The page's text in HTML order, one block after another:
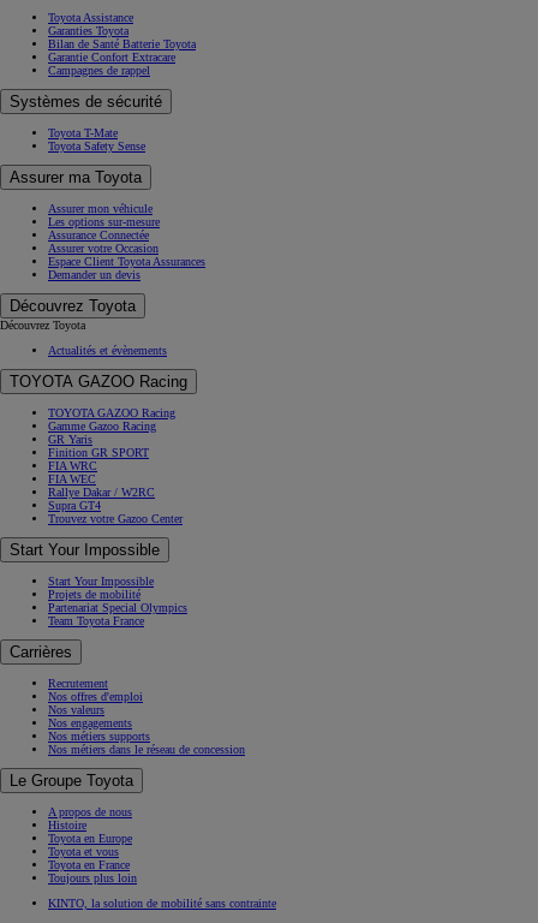
Toyota Assistance
Garanties Toyota
Bilan de Santé Batterie Toyota
Garantie Confort Extracare
Campagnes de rappel
Systèmes de sécurité
Toyota T-Mate
Toyota Safety Sense
Assurer ma Toyota
Assurer mon véhicule
Les options sur-mesure
Assurance Connectée
Assurer votre Occasion
Espace Client Toyota Assurances
Demander un devis
Découvrez Toyota
Découvrez Toyota
Actualités et évènements
TOYOTA GAZOO Racing
TOYOTA GAZOO Racing
Gamme Gazoo Racing
GR Yaris
Finition GR SPORT
FIA WRC
FIA WEC
Rallye Dakar / W2RC
Supra GT4
Trouvez votre Gazoo Center
Start Your Impossible
Start Your Impossible
Projets de mobilité
Partenariat Special Olympics
Team Toyota France
Carrières
Recrutement
Nos offres d'emploi
Nos valeurs
Nos engagements
Nos métiers supports
Nos métiers dans le réseau de concession
Le Groupe Toyota
A propos de nous
Histoire
Toyota en Europe
Toyota et vous
Toyota en France
Toujours plus loin
KINTO, la solution de mobilité sans contrainte